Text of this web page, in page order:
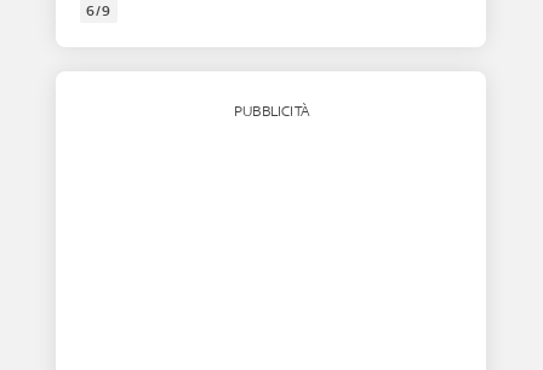
6/9
PUBBLICITÀ